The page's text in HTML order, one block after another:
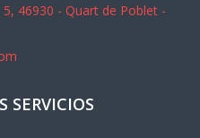
46930 - Quart de Poblet -
SERVICIOS